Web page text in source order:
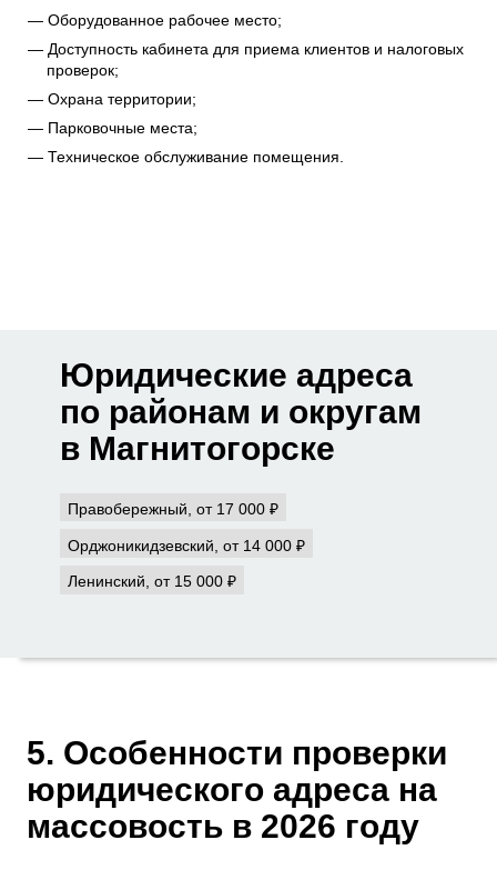
Оборудованное рабочее место;
Доступность кабинета для приема клиентов и налоговых
проверок;
Охрана территории;
Парковочные места;
Техническое обслуживание помещения.
Юридические адреса
по районам и округам
в Магнитогорске
Правобережный, от 17 000 ₽
Орджоникидзевский, от 14 000 ₽
Ленинский, от 15 000 ₽
5. Особенности проверки
юридического адреса на
массовость в 2026 году